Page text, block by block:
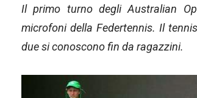
Il primo turno degli Australian
microfoni della Federtennis. Il
due si conoscono fin da ragazzini.